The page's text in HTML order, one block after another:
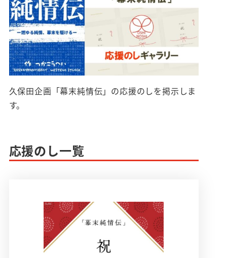
久保田企画「幕末純情伝」の応援のしを掲示しま
す。
応援のし一覧